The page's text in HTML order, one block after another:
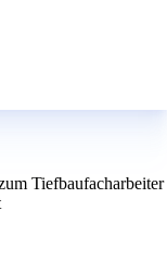
Tiefbaufacharbeiter